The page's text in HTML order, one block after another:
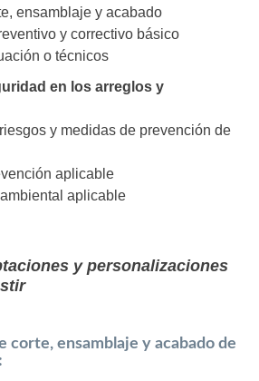
ensamblaje y acabado
y correctivo básico
o técnicos
en los arreglos y
y medidas de prevención de
aplicable
aplicable
y personalizaciones
corte, ensamblaje y acabado de